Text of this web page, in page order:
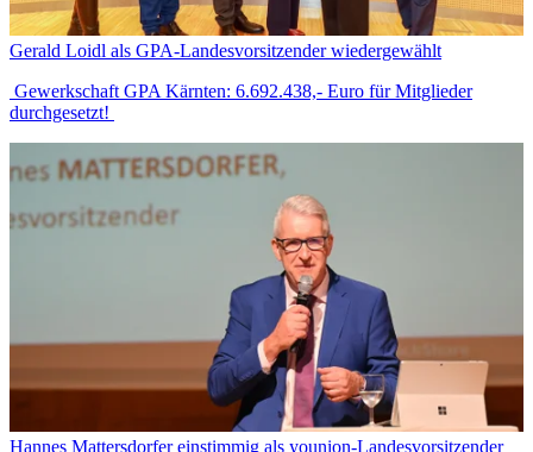
Gerald Loidl als GPA-Landesvorsitzender wiedergewählt
Gewerkschaft GPA Kärnten: 6.692.438,- Euro für Mitglieder
durchgesetzt!
Hannes Mattersdorfer einstimmig als younion-Landesvorsitzender